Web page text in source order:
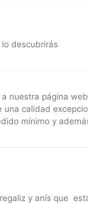
descubrirás
nuestra página
calidad
mínimo y
y anís que